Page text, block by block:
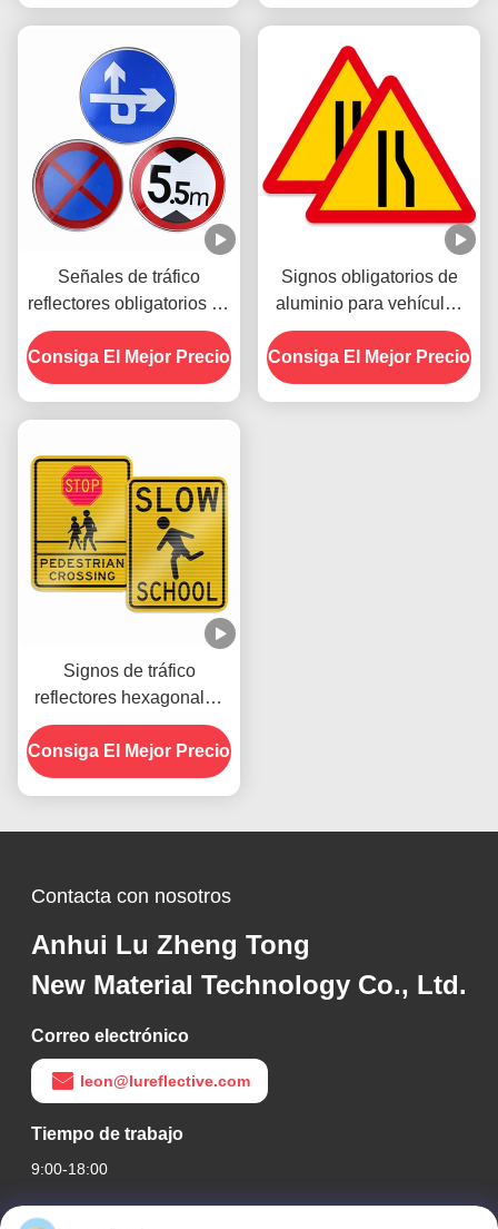
Señales de tráfico
reflectores obligatorios de
OEM límite de velocidad
para advertencia de
seguridad vial
Consiga El Mejor Precio
Signos obligatorios de
aluminio para vehículos
impresos
Consiga El Mejor Precio
Signos de tráfico
reflectores hexagonales
de 2 mm Signo
obligatorio de seguridad
vial
Consiga El Mejor Precio
Contacta con nosotros
Anhui Lu Zheng Tong
New Material Technology Co., Ltd.
Correo electrónico
leon@lureflective.com
Tiempo de trabajo
9:00-18:00
Nuestra dirección